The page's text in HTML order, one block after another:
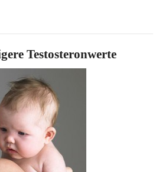
Testosteronwerte